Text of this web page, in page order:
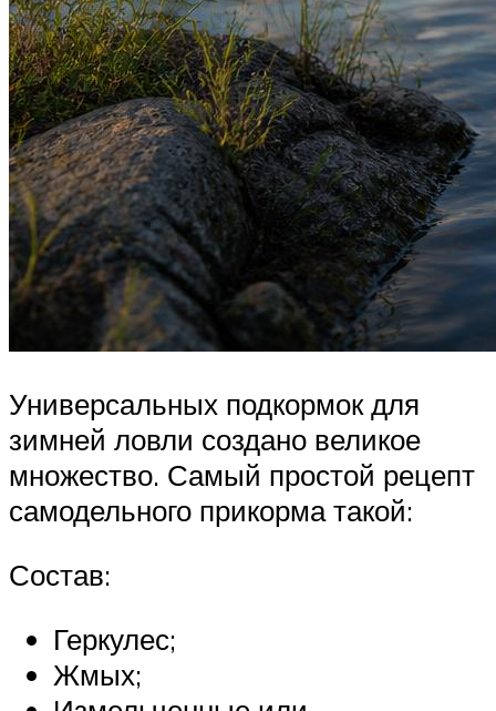
Универсальных подкормок для
зимней ловли создано великое
множество. Самый простой рецепт
самодельного прикорма такой:
Состав:
Геркулес;
Жмых;